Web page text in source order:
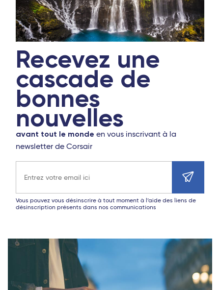
Recevez une
cascade de
bonnes
nouvelles
avant tout le monde en vous inscrivant à la
newsletter de Corsair
Vous pouvez vous désinscrire à tout moment à l’aide des liens de
désinscription présents dans nos communications